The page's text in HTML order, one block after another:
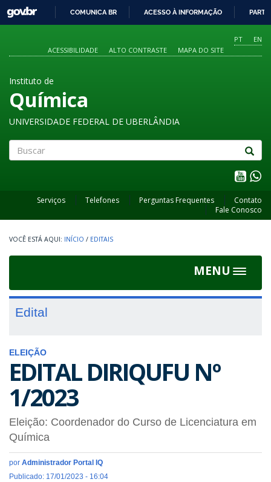
O
CONTEÚDO
GOVBR
COMUNICA BR ACESSO À INFORMAÇÃO
PT
EN
ACESSIBILIDADE
ALTO CONTRASTE MAPA DO SITE
Instituto de
Química
UNIVERSIDADE FEDERAL DE UBERLÂNDIA
Serviços Telefones Perguntas Frequentes
Contato
Fale Conosco
INÍCIO / EDITAIS
MENU
Toggle
Edital
ELEIÇÃO
EDITAL DIRIQUFU Nº
1/2023
Eleição: Coordenador do Curso de Licenciatura em
Química
por Administrador Portal IQ
Publicado: 17/01/2023 - 16:04